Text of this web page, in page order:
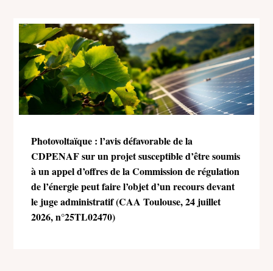
Photovoltaïque : l’avis défavorable de la
CDPENAF sur un projet susceptible d’être soumis
à un appel d’offres de la Commission de régulation
de l’énergie peut faire l’objet d’un recours devant
le juge administratif (CAA Toulouse, 24 juillet
2026, n°25TL02470)